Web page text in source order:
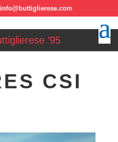
info@buttiglierese.com
CSI